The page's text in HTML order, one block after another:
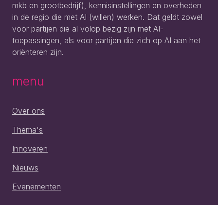
mkb en grootbedrijf), kennisinstellingen en overheden
in de regio die met AI (willen) werken. Dat geldt zowel
voor partijen die al volop bezig zijn met AI-
toepassingen, als voor partijen die zich op AI aan het
oriënteren zijn.
menu
Over ons
Thema's
Innoveren
Nieuws
Evenementen